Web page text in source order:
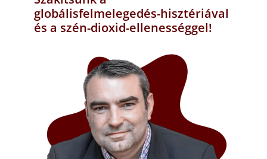
globálisfelmelegedés-hisztériával
és a szén-dioxid-ellenességgel!